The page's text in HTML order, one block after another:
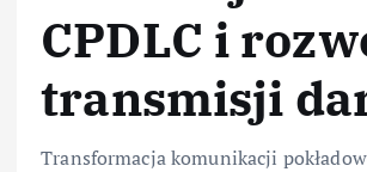
CPDLC i
transmisji
Transformacja komunikacji